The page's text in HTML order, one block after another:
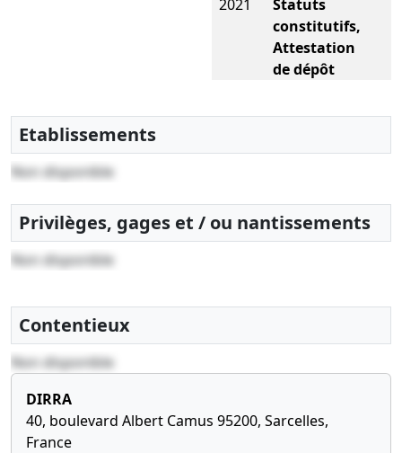
2021
Statuts
constitutifs,
Attestation
de dépôt
de
Etablissements
Non disponible
Privilèges, gages et / ou nantissements
Non disponible
Contentieux
Non disponible
DIRRA
40, boulevard Albert Camus 95200, Sarcelles,
France